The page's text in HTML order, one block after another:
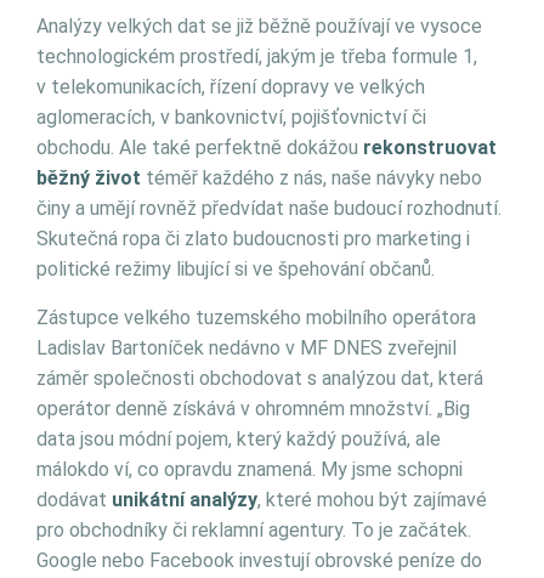
Analýzy velkých dat se již běžně používají ve vysoce
technologickém prostředí, jakým je třeba formule 1,
v telekomunikacích, řízení dopravy ve velkých
aglomeracích, v bankovnictví, pojišťovnictví či
obchodu. Ale také perfektně dokážou rekonstruovat
běžný život téměř každého z nás, naše návyky nebo
činy a umějí rovněž předvídat naše budoucí rozhodnutí.
Skutečná ropa či zlato budoucnosti pro marketing i
politické režimy libující si ve špehování občanů.
Zástupce velkého tuzemského mobilního operátora
Ladislav Bartoníček nedávno v MF DNES zveřejnil
záměr společnosti obchodovat s analýzou dat, která
operátor denně získává v ohromném množství. „Big
data jsou módní pojem, který každý používá, ale
málokdo ví, co opravdu znamená. My jsme schopni
dodávat unikátní analýzy, které mohou být zajímavé
pro obchodníky či reklamní agentury. To je začátek.
Google nebo Facebook investují obrovské peníze do